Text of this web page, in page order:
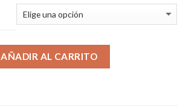
AÑADIR AL CARRITO